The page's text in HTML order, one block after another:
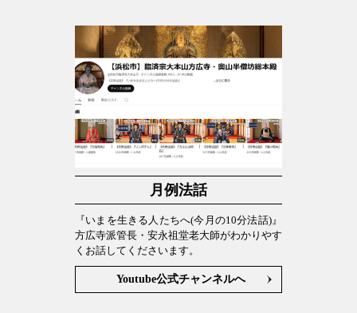
月例法話
『いまを生きる人たちへ(今月の10分法話)』
方広寺派管長・安永祖堂老大師がわかりやす
くお話してくださいます。
Youtube公式チャンネルへ